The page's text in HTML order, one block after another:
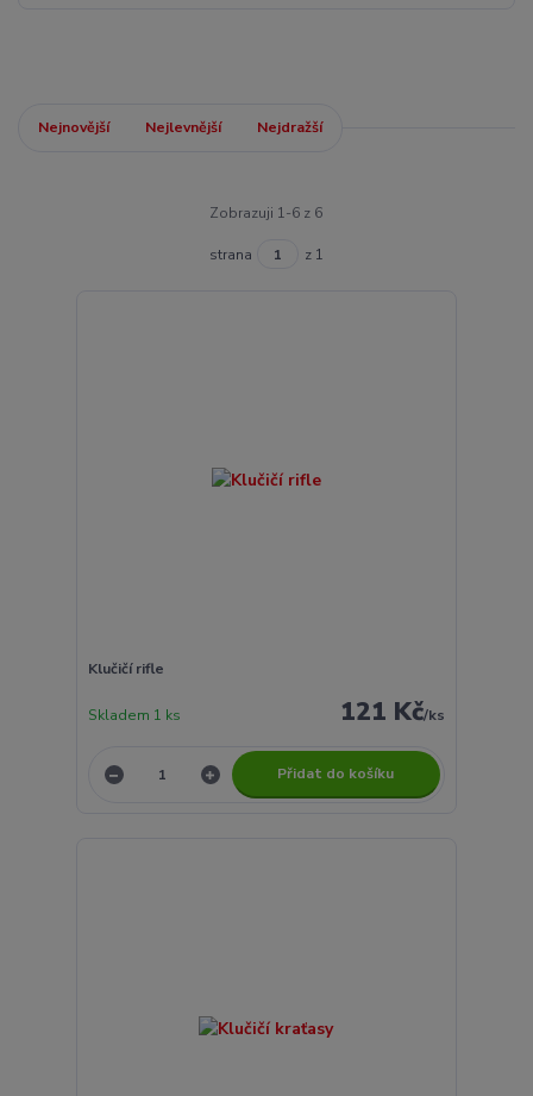
Nejnovější Nejlevnější Nejdražší
Zobrazuji 1-6 z 6
strana z 1
Klučičí rifle
121 Kč/ks
Skladem 1 ks
Přidat do košíku